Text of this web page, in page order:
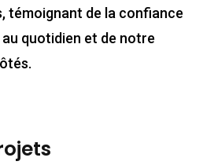
témoignant de la confiance
quotidien et de notre